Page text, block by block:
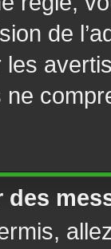
de
les
ne